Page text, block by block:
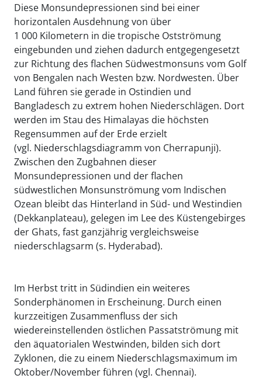
Diese Monsundepressionen sind bei einer
horizontalen Ausdehnung von über
1 000 Kilometern in die tropische Ostströmung
eingebunden und ziehen dadurch entgegengesetzt
zur Richtung des flachen Südwestmonsuns vom Golf
von Bengalen nach Westen bzw. Nordwesten. Über
Land führen sie gerade in Ostindien und
Bangladesch zu extrem hohen Niederschlägen. Dort
werden im Stau des Himalayas die höchsten
Regensummen auf der Erde erzielt
(vgl. Niederschlagsdiagramm von Cherrapunji).
Zwischen den Zugbahnen dieser
Monsundepressionen und der flachen
südwestlichen Monsunströmung vom Indischen
Ozean bleibt das Hinterland in Süd- und Westindien
(Dekkanplateau), gelegen im Lee des Küstengebirges
der Ghats, fast ganzjährig vergleichsweise
niederschlagsarm (s. Hyderabad).
Im Herbst tritt in Südindien ein weiteres
Sonderphänomen in Erscheinung. Durch einen
kurzzeitigen Zusammenfluss der sich
wiedereinstellenden östlichen Passatströmung mit
den äquatorialen Westwinden, bilden sich dort
Zyklonen, die zu einem Niederschlagsmaximum im
Oktober/November führen (vgl. Chennai).